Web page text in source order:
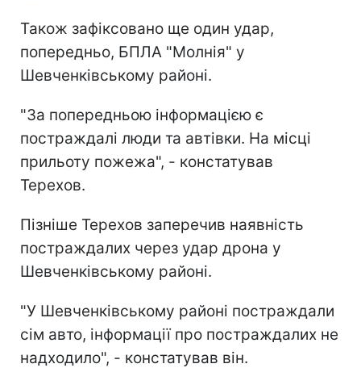
Також зафіксовано ще один удар,
попередньо, БПЛА "Молнія" у
Шевченківському районі.
"За попередньою інформацією є
постраждалі люди та автівки. На місці
прильоту пожежа", - констатував
Терехов.
Пізніше Терехов заперечив наявність
постраждалих через удар дрона у
Шевченківському районі.
"У Шевченківському районі постраждали
сім авто, інформації про постраждалих не
надходило", - констатував він.